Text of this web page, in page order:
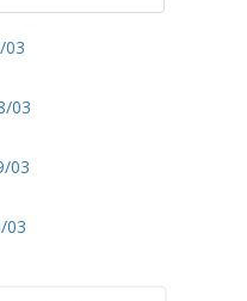
03
03
03
03